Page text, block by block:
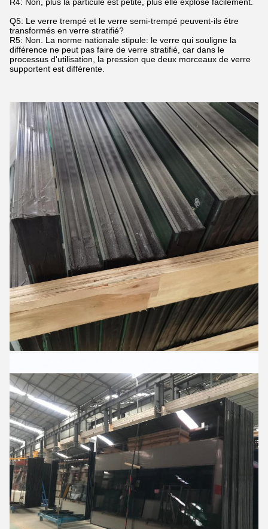
Q5: Le verre trempé et le verre semi-trempé peuvent-ils être
transformés en verre stratifié?
R5: Non. La norme nationale stipule: le verre qui souligne la
différence ne peut pas faire de verre stratifié, car dans le
processus d'utilisation, la pression que deux morceaux de verre
supportent est différente.